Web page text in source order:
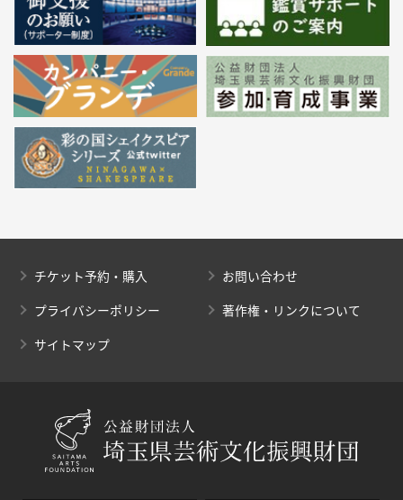
チケット予約・購入
お問い合わせ
プライバシーポリシー
著作権・リンクについて
サイトマップ